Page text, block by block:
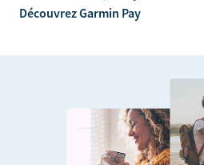
Découvrez Garmin Pay